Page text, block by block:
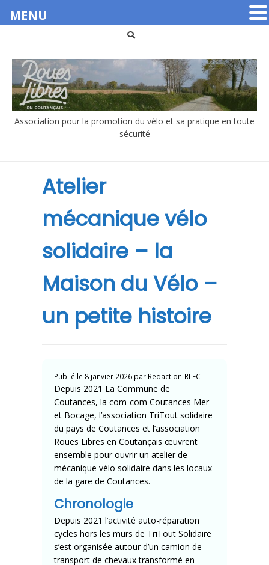
contenu
Association pour la promotion du vélo et sa pratique en toute
sécurité
Atelier
mécanique vélo
solidaire – la
Maison du Vélo –
un petite histoire
Publié le 8 janvier 2026 par Redaction-RLEC
Depuis 2021 La Commune de
Coutances, la com-com Coutances Mer
et Bocage, l’association TriTout solidaire
du pays de Coutances et l’association
Roues Libres en Coutançais œuvrent
ensemble pour ouvrir un atelier de
mécanique vélo solidaire dans les locaux
de la gare de Coutances.
Chronologie
Depuis 2021 l’activité auto-réparation
cycles hors les murs de TriTout Solidaire
s’est organisée autour d’un camion de
transport de chevaux transformé en
MENU